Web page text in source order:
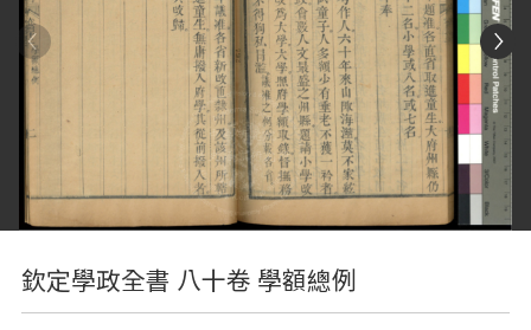
欽定學政全書 八十卷 學額總例